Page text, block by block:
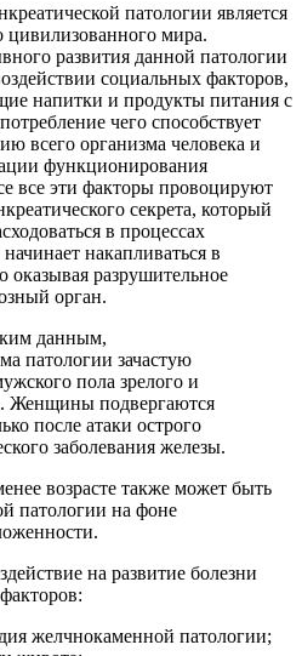
патологии является
цивилизованного мира.
развития данной патологии
социальных факторов,
напитки и продукты питания с
чего способствует
всего организма человека и
функционирования
все эти факторы провоцируют
секрета, который
в процессах
накапливаться в
оказывая разрушительное
орган.
данным,
патологии зачастую
пола зрелого и
Женщины подвергаются
после атаки острого
заболевания железы.
возрасте также может быть
патологии на фоне
на развитие болезни
желчнокаменной патологии;